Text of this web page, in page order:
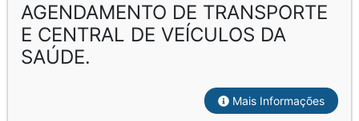
AGENDAMENTO DE TRANSPORTE
E CENTRAL DE VEÍCULOS DA
SAÚDE.
Mais Informações